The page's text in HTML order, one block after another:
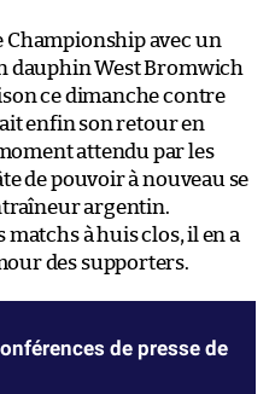
Championship avec un
dauphin West Bromwich
ce dimanche contre
enfin son retour en
attendu par les
de pouvoir à nouveau se
argentin.
à huis clos, il en a
des supporters.
de presse de